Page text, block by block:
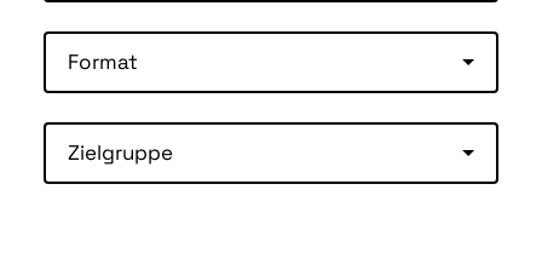
Format
Zielgruppe